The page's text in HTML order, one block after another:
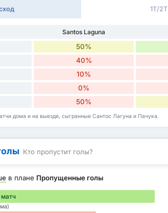
1Т/2Т
Santos Laguna
50%
40%
10%
0%
50%
дома и на выезде, сыгранные Сантос Лагуна и Пачука.
Кто пропустит голы?
в плане Пропущенные голы